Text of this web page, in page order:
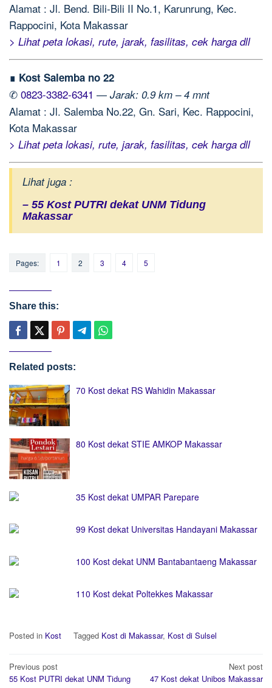
Alamat : Jl. Bend. Bili-Bili II No.1, Karunrung, Kec.
Rappocini, Kota Makassar
> Lihat peta lokasi, rute, jarak, fasilitas, cek harga dll
∎ Kost Salemba no 22
✆ 0823-3382-6341 — Jarak: 0.9 km – 4 mnt
Alamat : Jl. Salemba No.22, Gn. Sari, Kec. Rappocini,
Kota Makassar
> Lihat peta lokasi, rute, jarak, fasilitas, cek harga dll
Lihat juga :
– 55 Kost PUTRI dekat UNM Tidung
Makassar
Pages: 1 2 3 4 5
Share this:
Related posts:
70 Kost dekat RS Wahidin Makassar
80 Kost dekat STIE AMKOP Makassar
35 Kost dekat UMPAR Parepare
99 Kost dekat Universitas Handayani Makassar
100 Kost dekat UNM Bantabantaeng Makassar
110 Kost dekat Poltekkes Makassar
Posted in Kost Tagged Kost di Makassar, Kost di Sulsel
Post
navigation
Previous post
55 Kost PUTRI dekat UNM Tidung
Next post
47 Kost dekat Unibos Makassar